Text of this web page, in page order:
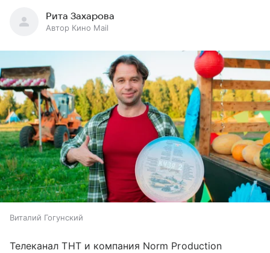
Рита Захарова
Автор Кино Mail
Виталий Гогунский
Телеканал ТНТ и компания Norm Production